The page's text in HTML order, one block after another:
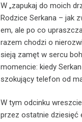
W „zapukaj do moich
Rodzice Serkana – jak
em, ale po co
razem chodzi o
sieją zamęt w sercu
momencie: kiedy
szokujący telefon od
W tym odcinku
przez ostatnie dziesięć